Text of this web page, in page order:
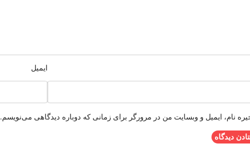
ایمیل
نام، ایمیل و وبسایت من در مرورگر برای زمانی که دوباره دیدگاهی می‌نویسم.